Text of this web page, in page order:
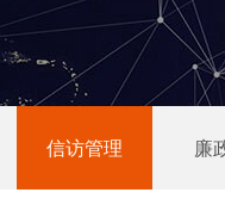
信访管理 廉